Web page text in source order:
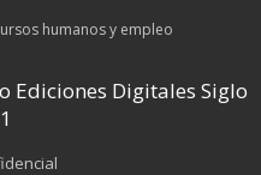
humanos y empleo
Ediciones Digitales Siglo